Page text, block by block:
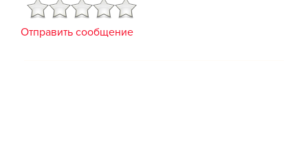
Отправить сообщение